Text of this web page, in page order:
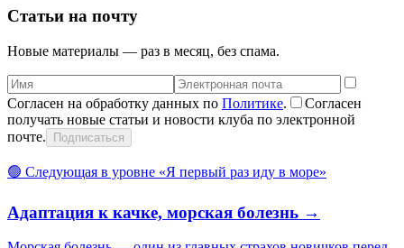
Статьи на почту
Новые материалы — раз в месяц, без спама.
Согласен на обработку данных по Политике.
Согласен
получать новые статьи и новости клуба по электронной
почте.
Подписаться
🟢 Следующая в уровне «Я первый раз иду в море»
Адаптация к качке, морская болезнь →